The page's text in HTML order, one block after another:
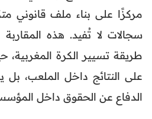
مركزًا على بناء ملف قانوني
سجالات لا تُفيد. هذه
طريقة تسيير الكرة المغربية،
على النتائج داخل الملعب،
الدفاع عن الحقوق داخل